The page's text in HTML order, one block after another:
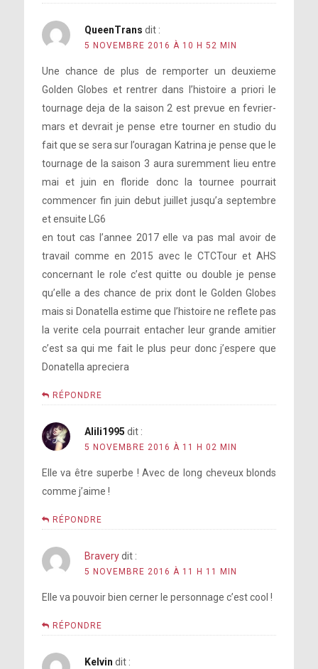
QueenTrans dit :
5 NOVEMBRE 2016 À 10 H 52 MIN
Une chance de plus de remporter un deuxieme
Golden Globes et rentrer dans l’histoire a priori le
tournage deja de la saison 2 est prevue en fevrier-
mars et devrait je pense etre tourner en studio du
fait que se sera sur l’ouragan Katrina je pense que le
tournage de la saison 3 aura suremment lieu entre
mai et juin en floride donc la tournee pourrait
commencer fin juin debut juillet jusqu’a septembre
et ensuite LG6
en tout cas l’annee 2017 elle va pas mal avoir de
travail comme en 2015 avec le CTCTour et AHS
concernant le role c’est quitte ou double je pense
qu’elle a des chance de prix dont le Golden Globes
mais si Donatella estime que l’histoire ne reflete pas
la verite cela pourrait entacher leur grande amitier
c’est sa qui me fait le plus peur donc j’espere que
Donatella apreciera
RÉPONDRE
Alili1995 dit :
5 NOVEMBRE 2016 À 11 H 02 MIN
Elle va être superbe ! Avec de long cheveux blonds
comme j’aime !
RÉPONDRE
Bravery dit :
5 NOVEMBRE 2016 À 11 H 11 MIN
Elle va pouvoir bien cerner le personnage c’est cool !
RÉPONDRE
Kelvin dit :